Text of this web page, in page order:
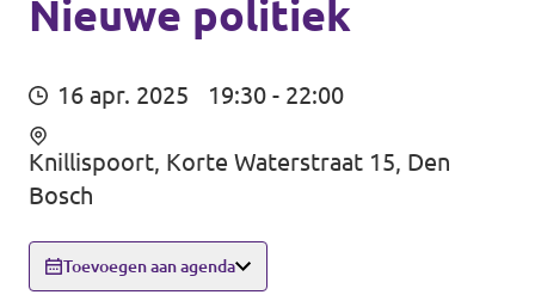
Volt Achterhoek
Volt Doetinchem e.o.
Volt Foodvalley
Over Volt
Mensen
Nieuws
Nieuwe politiek
16 apr. 2025 19:30 - 22:00
Knillispoort, Korte Waterstraat 15, Den
Bosch
Toevoegen aan agenda